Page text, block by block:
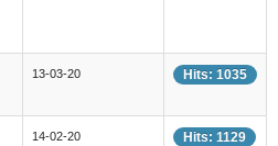
13-03-20 Hits: 1035
14-02-20 Hits: 1129